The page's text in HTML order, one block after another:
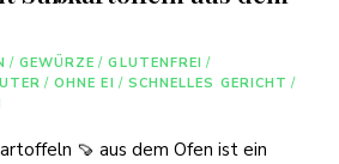
/ GEWÜRZE / GLUTENFREI /
/ OHNE EI / SCHNELLES GERICHT /
🍠 aus dem Ofen ist ein